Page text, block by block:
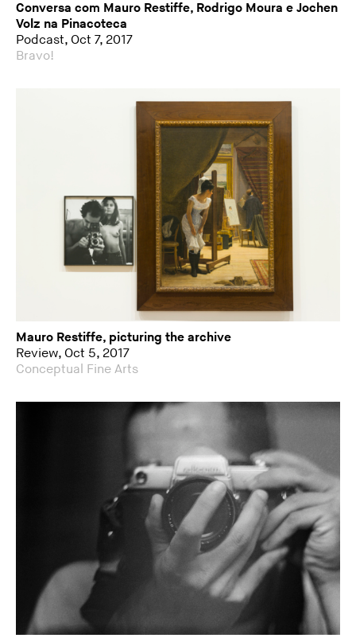
Conversa com Mauro Restiffe, Rodrigo Moura e Jochen
Volz na Pinacoteca
Podcast, Oct 7, 2017
Bravo!
Mauro Restiffe, picturing the archive
Review, Oct 5, 2017
Conceptual Fine Arts